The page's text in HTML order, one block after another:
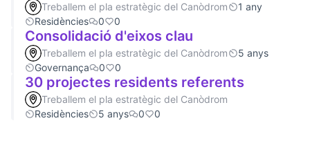
Treballem el pla estratègic del Canòdrom
1 any
Residències
0 0
Consolidació d'eixos clau
Treballem el pla estratègic del Canòdrom
5 anys
Governança
0 0
30 projectes residents referents
Treballem el pla estratègic del Canòdrom
Residències
5 anys 0 0